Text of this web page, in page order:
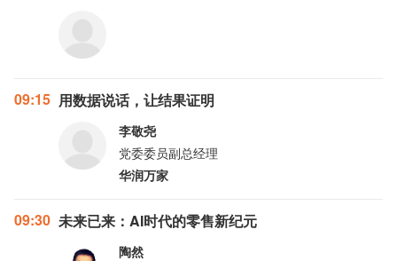
09:15 用数据说话，让结果证明
李敬尧
党委委员副总经理
华润万家
09:30 未来已来：AI时代的零售新纪元
陶然